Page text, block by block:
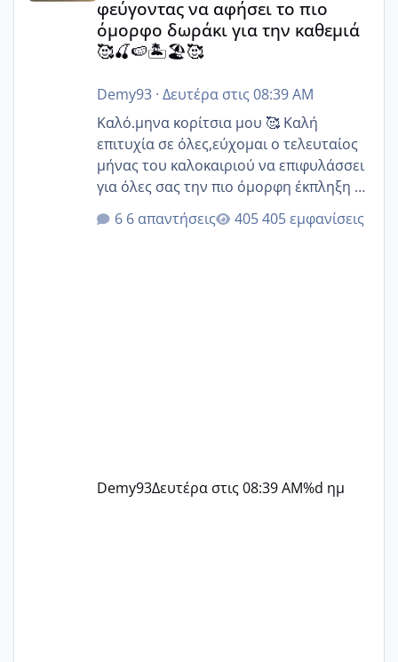
φεύγοντας να αφήσει το πιο
όμορφο δωράκι για την καθεμιά
🥰🍒🍉🏝️🏖️🥰
Demy93· Δευτέρα στις 08:39 AM
Καλό.μηνα κορίτσια μου 🥰 Καλή
επιτυχία σε όλες,εύχομαι ο τελευταίος
μήνας του καλοκαιριού να επιφυλάσσει
για όλες σας την πιο όμορφη έκπληξη 🧿
@Elk @Melikara86 @Παρασκευαιδου
@Zenia z @melitiniღ @Christi.D.
6 απαντήσεις 405 εμφανίσεις
Demy93Δευτέρα στις 08:39 AM%d ημ